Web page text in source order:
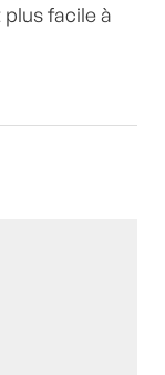
facile à